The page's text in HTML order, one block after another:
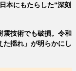
本にもたらした“深刻
震技術でも破損。令和
た揺れ」が明らかにし